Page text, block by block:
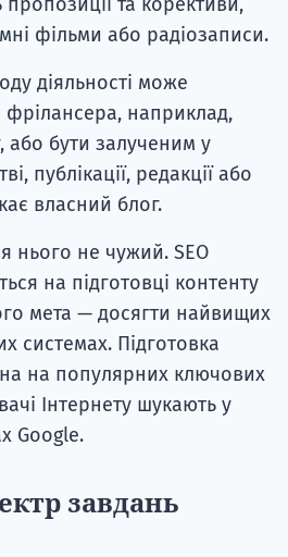
фільми або радіозаписи.
діяльності може
фрілансера, наприклад,
або бути залученим у
публікації, редакції або
власний блог.
нього не чужий. SEO
на підготовці контенту
мета — досягти найвищих
системах. Підготовка
на популярних ключових
Інтернету шукають у
Google.
завдань